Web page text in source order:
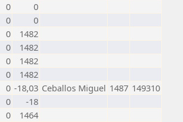
0
0
0
0
0
1482
0
1482
0
1482
0
1482
0 -18,03 Ceballos Miguel 1487 149310
0
-18
0 1464